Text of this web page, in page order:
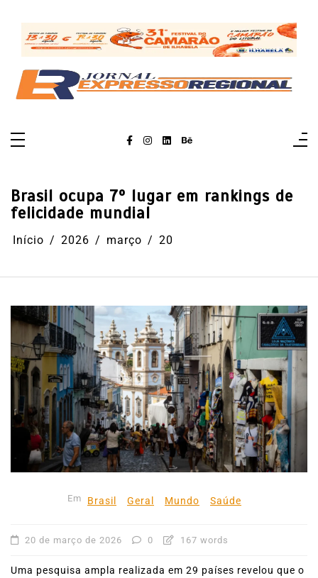
conteúdo
Brasil ocupa 7º lugar em rankings de
felicidade mundial
Início 2026 março 20
Em Brasil Geral Mundo Saúde
20 de março de 2026 0 167 words
Uma pesquisa ampla realizada em 29 países revelou que o